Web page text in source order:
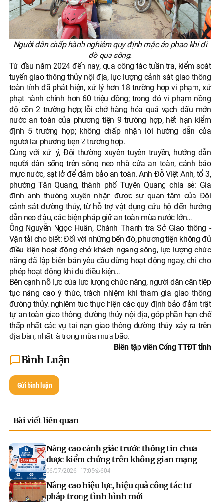
Người dân chấp hành nghiêm quy định mặc áo phao khi đi
đò qua sông.
Từ đầu năm 2024 đến nay, qua công tác tuần tra, kiểm soát
tuyến giao thông thủy nội địa, lực lượng cảnh sát giao thông
toàn tỉnh đã phát hiện, xử lý hơn 18 trường hợp vi phạm, xử
phạt hành chính hơn 60 triệu đồng; trong đó vi phạm nồng
độ cồn 2 trường hợp; lỗi chở hàng hóa quá vạch dấu mớn
nước an toàn của phương tiện 9 trường hợp, hết hạn kiểm
định 5 trường hợp; không chấp nhận lời hướng dẫn của
người lái phương tiện 2 trường hợp.
Cùng với xử lý, Đội thường xuyên tuyên truyền, hướng dẫn
người dân sống trên sông neo nhà cửa an toàn, cảnh báo
mực nước, sạt lở để đảm bảo an toàn. Anh Đỗ Việt Anh, tổ 3,
phường Tân Quang, thành phố Tuyên Quang chia sẻ: Gia
đình anh thường xuyên nhận được sự quan tâm của Đội
cảnh sát đường thủy, từ hỗ trợ vật dụng cứu hộ đến hướng
dẫn neo đậu, các biện pháp giữ an toàn mùa nước lớn…
Ông Nguyễn Ngọc Huân, Chánh Thanh tra Sở Giao thông -
Vận tải cho biết: Đối với những bến đò, phương tiện không đủ
điều kiện hoạt động chở khách ngang sông, lực lượng chức
năng đã lập biên bản yêu cầu dừng hoạt động ngay, chỉ cho
phép hoạt động khi đủ điều kiện…
Bên cạnh nỗ lực của lực lượng chức năng, người dân cần tiếp
tục nâng cao ý thức, trách nhiệm khi tham gia giao thông
đường thủy, nghiêm túc thực hiện các quy định bảo đảm trật
tự an toàn giao thông, đường thủy nội địa, góp phần hạn chế
thấp nhất các vụ tai nạn giao thông đường thủy xảy ra trên
địa bàn, nhất là trong mùa mưa bão.
Biên tập viên Cổng TTĐT tỉnh
Bình Luận
Gửi bình luận
Bài viết liên quan
Nâng cao cảnh giác trước thông tin chưa
được kiểm chứng trên không gian mạng
06/07/2026 - 17:05 604
Nâng cao hiệu lực, hiệu quả công tác tư
pháp trong tình hình mới